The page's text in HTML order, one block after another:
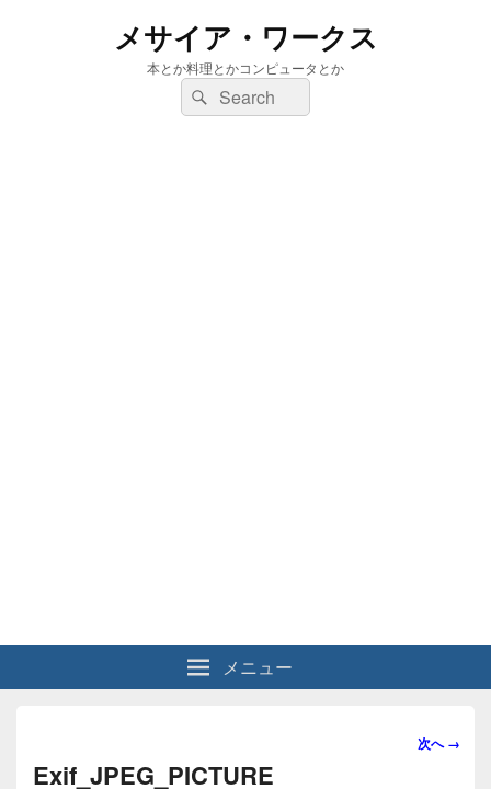
メサイア・ワークス
本とか料理とかコンピュータとか
検
索:
検
索
メニュー
画
次へ →
Exif_JPEG_PICTURE